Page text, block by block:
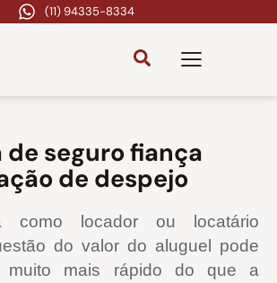
(11) 94335-8334
seguro fiança
de despejo
como locador ou locatário
do valor do aluguel pode
muito mais rápido do que a